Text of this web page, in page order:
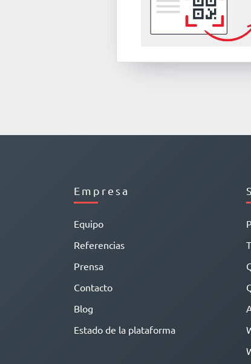
Empresa
Equipo
Referencias
Prensa
Contacto
Blog
Estado de la plataforma